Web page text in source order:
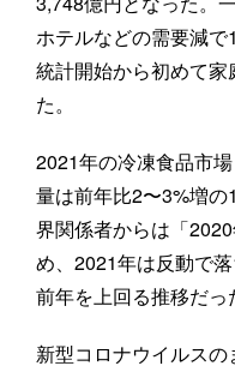
ホテルなどの需要減で
統計開始から初めて
た。
2021年の冷凍食品市
量は前年比2〜3%増
界関係者からは「
め、2021年は反動で
前年を上回る推移だっ
新型コロナウイルス